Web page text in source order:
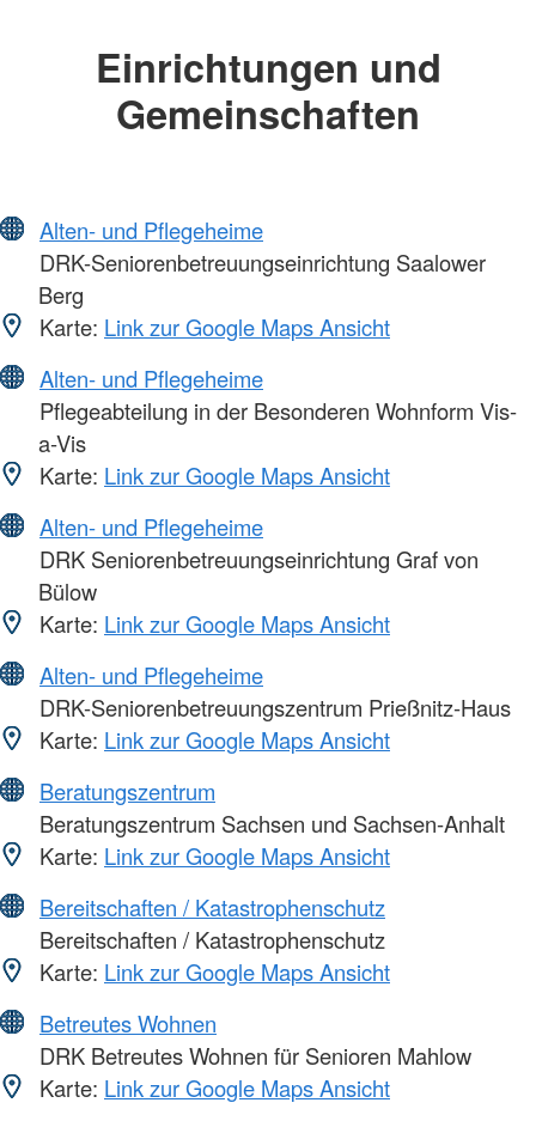
Einrichtungen und
Gemeinschaften
Alten- und Pflegeheime
DRK-Seniorenbetreuungseinrichtung Saalower
Berg
Karte: Link zur Google Maps Ansicht
Alten- und Pflegeheime
Pflegeabteilung in der Besonderen Wohnform Vis-
a-Vis
Karte: Link zur Google Maps Ansicht
Alten- und Pflegeheime
DRK Seniorenbetreuungseinrichtung Graf von
Bülow
Karte: Link zur Google Maps Ansicht
Alten- und Pflegeheime
DRK-Seniorenbetreuungszentrum Prießnitz-Haus
Karte: Link zur Google Maps Ansicht
Beratungszentrum
Beratungszentrum Sachsen und Sachsen-Anhalt
Karte: Link zur Google Maps Ansicht
Bereitschaften / Katastrophenschutz
Bereitschaften / Katastrophenschutz
Karte: Link zur Google Maps Ansicht
Betreutes Wohnen
DRK Betreutes Wohnen für Senioren Mahlow
Karte: Link zur Google Maps Ansicht